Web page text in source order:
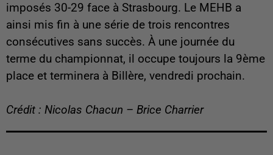
imposés 30-29 face à Strasbourg. Le MEHB a
ainsi mis fin à une série de trois rencontres
consécutives sans succès. À une journée du
terme du championnat, il occupe toujours la 9ème
place et terminera à Billère, vendredi prochain.
Crédit : Nicolas Chacun – Brice Charrier